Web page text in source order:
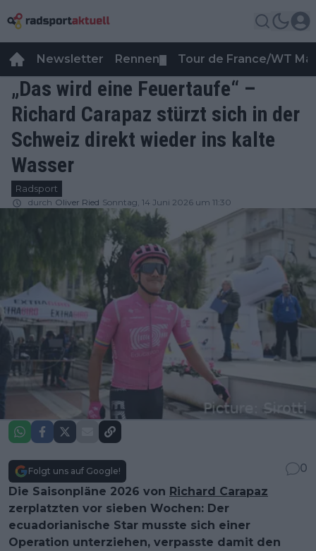
Newsletter Rennen Tour de France/WT
„Das wird eine Feuertaufe“ –
Richard Carapaz stürzt sich in der
Schweiz direkt wieder ins kalte
Wasser
Radsport
durch Oliver Ried Sonntag, 14 Juni 2026 um 11:30
Folgt uns auf Google!
0
Die Saisonpläne 2026 von Richard Carapaz
zerplatzten vor sieben Wochen: Der
ecuadorianische Star musste sich einer
Operation unterziehen, verpasste damit den